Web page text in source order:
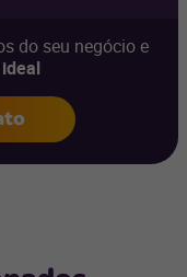
do seu negócio e